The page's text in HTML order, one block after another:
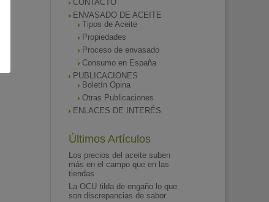
CONTACTO
ENVASADO DE ACEITE
Tipos de Aceite
Propiedades
Proceso de envasado
Consumo en España
PUBLICACIONES
Boletín Opina
Otras Publicaciones
ENLACES DE INTERÉS
Últimos Artículos
Los precios del aceite suben
más en el campo que en las
tiendas
La OCU tilda de engaño lo que
son discrepancias de sabor